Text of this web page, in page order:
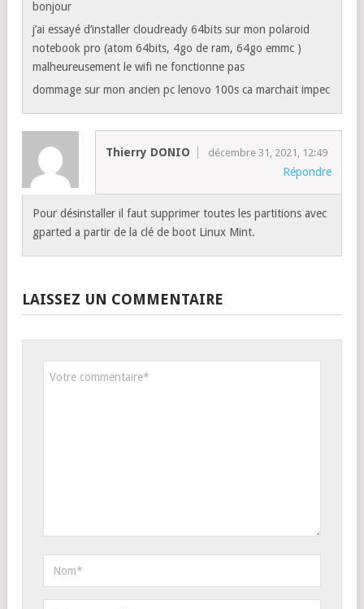
bonjour
j’ai essayé d’installer cloudready 64bits sur mon polaroid
notebook pro (atom 64bits, 4go de ram, 64go emmc )
malheureusement le wifi ne fonctionne pas
dommage sur mon ancien pc lenovo 100s ca marchait impec
Thierry DONIO décembre 31, 2021, 12:49
Répondre
Pour désinstaller il faut supprimer toutes les partitions avec
gparted a partir de la clé de boot Linux Mint.
LAISSEZ UN COMMENTAIRE